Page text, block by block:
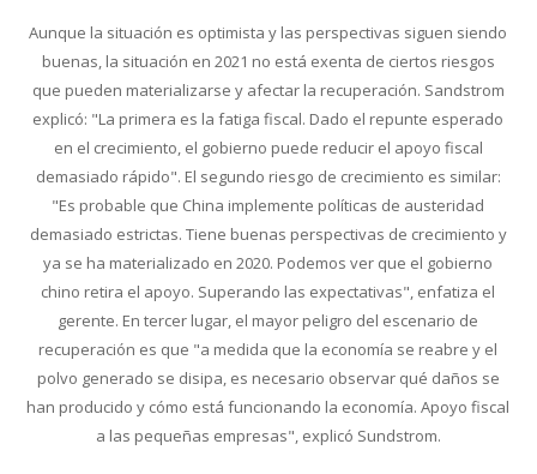
Aunque la situación es optimista y las perspectivas siguen siendo
buenas, la situación en 2021 no está exenta de ciertos riesgos
que pueden materializarse y afectar la recuperación. Sandstrom
explicó: "La primera es la fatiga fiscal. Dado el repunte esperado
en el crecimiento, el gobierno puede reducir el apoyo fiscal
demasiado rápido". El segundo riesgo de crecimiento es similar:
"Es probable que China implemente políticas de austeridad
demasiado estrictas. Tiene buenas perspectivas de crecimiento y
ya se ha materializado en 2020. Podemos ver que el gobierno
chino retira el apoyo. Superando las expectativas", enfatiza el
gerente. En tercer lugar, el mayor peligro del escenario de
recuperación es que "a medida que la economía se reabre y el
polvo generado se disipa, es necesario observar qué daños se
han producido y cómo está funcionando la economía. Apoyo fiscal
a las pequeñas empresas", explicó Sundstrom.